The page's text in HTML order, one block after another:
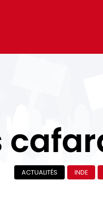
ACTUALITÉS INDE